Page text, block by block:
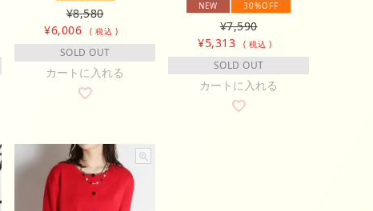
¥8,580
¥6,006 税込
SOLD OUT
カートに入れる
NEW 30%OFF
¥7,590
¥5,313 税込
SOLD OUT
カートに入れる